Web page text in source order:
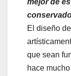
El diseño
que sean
hace